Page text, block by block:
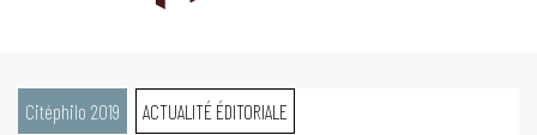
Citéphilo 2019 ACTUALITÉ ÉDITORIALE